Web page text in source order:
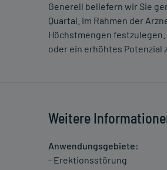
Generell beliefern wir Sie
Quartal. Im Rahmen der
Höchstmengen
oder ein erhöhtes Potenzial
Weitere
Anwendungsgebiete:
- Erektionsstörung